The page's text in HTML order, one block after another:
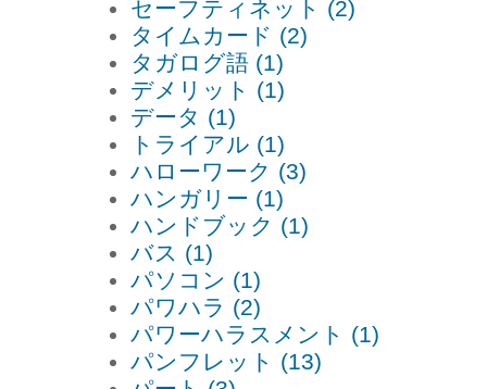
セーフティネット (2)
タイムカード (2)
タガログ語 (1)
デメリット (1)
データ (1)
トライアル (1)
ハローワーク (3)
ハンガリー (1)
ハンドブック (1)
バス (1)
パソコン (1)
パワハラ (2)
パワーハラスメント (1)
パンフレット (13)